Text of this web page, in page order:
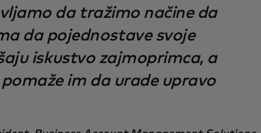
da tražimo načine da
da pojednostave svoje
iskustvo zajmoprimca, a
im da urade upravo